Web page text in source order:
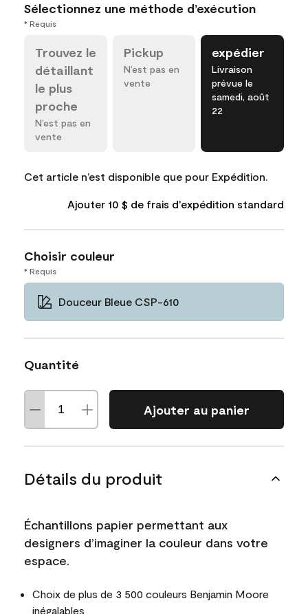
Sélectionnez une méthode d’exécution
* Requis
Trouvez le
détaillant
le plus
proche
N’est pas en
vente
Pickup
N’est pas en
vente
expédier
Livraison
prévue le
samedi, août
22
Cet article n’est disponible que pour Expédition.
Ajouter 10 $ de frais d'expédition standard
Choisir couleur
* Requis
Douceur Bleue CSP-610
Quantité
Ajouter au panier
Détails du produit
Échantillons papier permettant aux
designers d’imaginer la couleur dans votre
espace.
Choix de plus de 3 500 couleurs Benjamin Moore
inégalables